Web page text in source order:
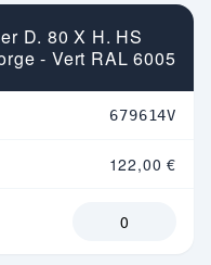
D. 80 X H. HS
- Vert RAL 6005
679614V
122,00 €